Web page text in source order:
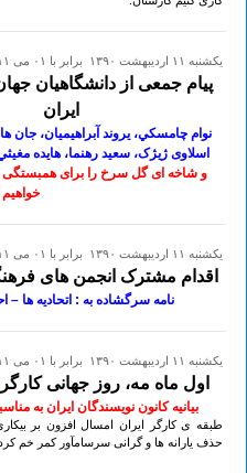
يكشنبه ۱۱ ارديبهشت ۱۳۹۰ برابر با ۰۱ می ۲۰۱۱
پيام جمعی از دانشگاهيان
ايران
نوام چامسکي، يروند آبراهيميان، جان
اسلاوی ژيژک، سعيد رهنما، هايده
و شاخه ای گل سرخ را برای
يكشنبه ۱۱ ارديبهشت ۱۳۹۰ برابر با ۰۱ می ۲۰۱۱
اقدام مشترک انجمن های
نامه سرگشاده به : اتحادیه ها
يكشنبه ۱۱ ارديبهشت ۱۳۹۰ برابر با ۰۱ می ۲۰۱۱
اول ماه مه، روز جهانى
بیانیه کانون نویسندگان ایران به
طبقه ى كارگر ايران امسال افزون بر
حذف يارانه ها و گرانى سرسامآور كمر خم